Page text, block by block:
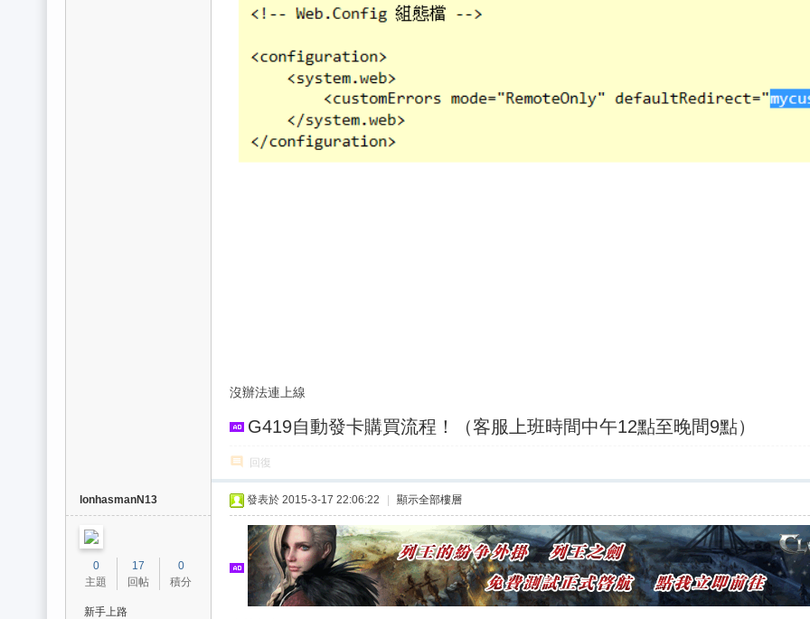
沒辦法連上線
G419自動發卡購買流程！（客服上班時間中午12點至晚間9點）
回復
lonhasmanN13
0
主題
17
回帖
0
積分
新手上路
發表於 2015-3-17 22:06:22 顯示全部樓層